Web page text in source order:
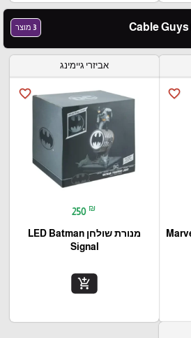
3 מוצר
favorite_border
אביזרי גיימינג
favorite_border
250 ₪
מנורת שולחן LED Batman
Signal
add_shopping_cart